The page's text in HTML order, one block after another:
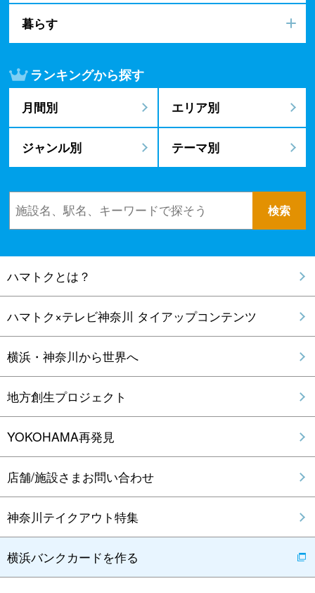
暮らす
ランキングから探す
月間別 エリア別
ジャンル別 テーマ別
ハマトクとは？
ハマトク×テレビ神奈川 タイアップコンテンツ
横浜・神奈川から世界へ
地方創生プロジェクト
YOKOHAMA再発見
店舗/施設さまお問い合わせ
神奈川テイクアウト特集
横浜バンクカードを作る